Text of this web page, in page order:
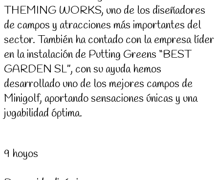
THEMING WORKS, uno de los diseñadores
de campos y atracciones más importantes del
sector. También ha contado con la empresa líder
en la instalación de Putting Greens “BEST
GARDEN SL”, con su ayuda hemos
desarrollado uno de los mejores campos de
Minigolf, aportando sensaciones únicas y una
jugabilidad óptima.
9 hoyos